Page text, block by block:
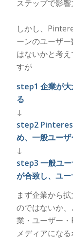
ステップで影響
しかし、
ーンのユーザ
はないかと考
すが
step1 企業が
る
↓
step2
め、一般ユー
↓
step3 一般ユー
が合致し、ユ
まず企業から
のではないか
業・ユーザー
メディアにな